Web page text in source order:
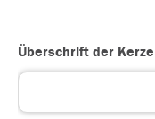
Überschrift der Kerze